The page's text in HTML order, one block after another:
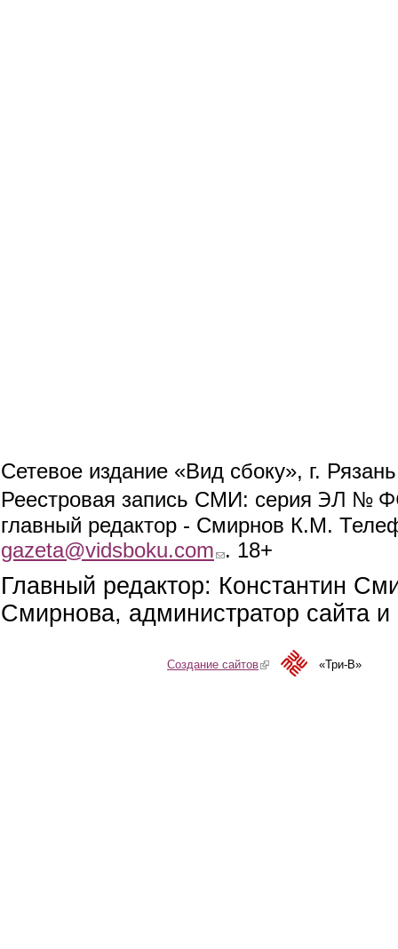
Сетевое издание «Вид сбоку», г.
Реестровая запись СМИ: серия ЭЛ №
главный редактор - Смирнов К.М.
gazeta@vidsboku.com (link sends e-mail)
. 18+
Главный редактор: Константин
Смирнова, администратор сайта
Создание сайтов(link is external)«Три-В»